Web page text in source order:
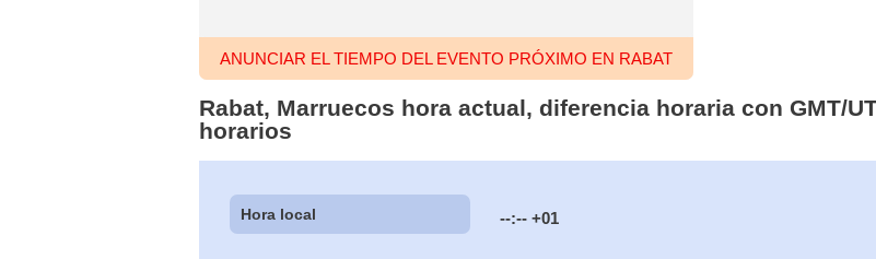
ANUNCIAR EL TIEMPO DEL EVENTO PRÓXIMO EN RABAT
Rabat, Marruecos hora actual, diferencia horaria con GMT/
horarios
Hora local --:-- +01